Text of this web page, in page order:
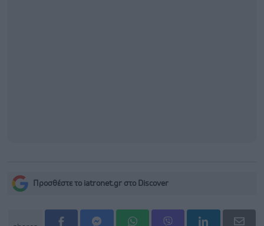
Προσθέστε το iatronet.gr στο Discover